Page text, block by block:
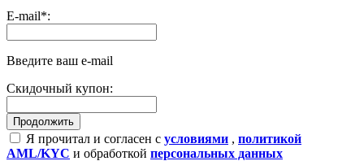
E-mail*:
Введите ваш e-mail
Скидочный купон:
Я прочитал и согласен с условиями , политикой
AML/KYC и обработкой персональных данных